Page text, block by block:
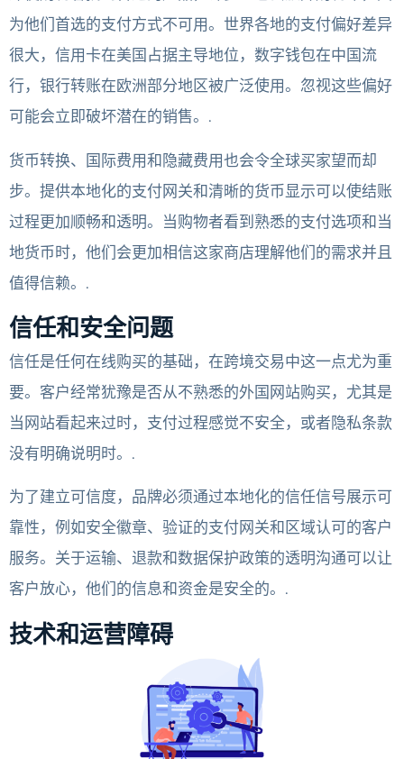
为他们首选的支付方式不可用。世界各地的支付偏好差异
很大，信用卡在美国占据主导地位，数字钱包在中国流
行，银行转账在欧洲部分地区被广泛使用。忽视这些偏好
可能会立即破坏潜在的销售。.
货币转换、国际费用和隐藏费用也会令全球买家望而却
步。提供本地化的支付网关和清晰的货币显示可以使结账
过程更加顺畅和透明。当购物者看到熟悉的支付选项和当
地货币时，他们会更加相信这家商店理解他们的需求并且
值得信赖。.
信任和安全问题
信任是任何在线购买的基础，在跨境交易中这一点尤为重
要。客户经常犹豫是否从不熟悉的外国网站购买，尤其是
当网站看起来过时，支付过程感觉不安全，或者隐私条款
没有明确说明时。.
为了建立可信度，品牌必须通过本地化的信任信号展示可
靠性，例如安全徽章、验证的支付网关和区域认可的客户
服务。关于运输、退款和数据保护政策的透明沟通可以让
客户放心，他们的信息和资金是安全的。.
技术和运营障碍